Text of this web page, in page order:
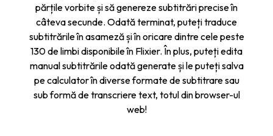
părțile vorbite și să genereze subtitrări precise în
câteva secunde. Odată terminat, puteți traduce
subtitrările în asameză și în oricare dintre cele peste
130 de limbi disponibile în Flixier. În plus, puteți edita
manual subtitrările odată generate și le puteți salva
pe calculator în diverse formate de subtitrare sau
sub formă de transcriere text, totul din browser-ul
web!